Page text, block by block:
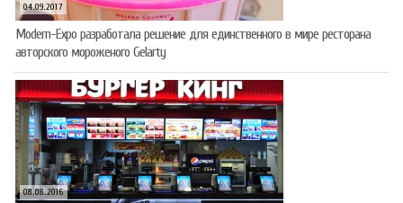
04.09.2017
Modern-Expo разработала решение для единственного в мире ресторана
авторского мороженого Gelarty
08.08.2016